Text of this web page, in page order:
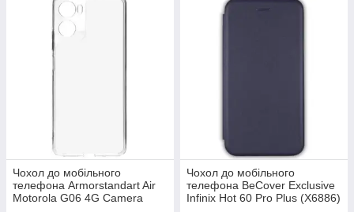
Чохол до мобільного
телефона Armorstandart Air
Motorola G06 4G Camera
Чохол до мобільного
телефона BeCover Exclusive
Infinix Hot 60 Pro Plus (X6886)